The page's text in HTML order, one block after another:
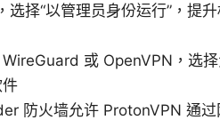
择“以管理员身份运行”，提升
或 OpenVPN，选
防火墙允许 ProtonVPN 通